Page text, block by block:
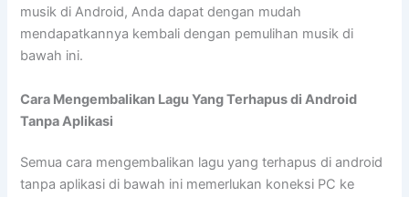
musik di Android, Anda dapat dengan mudah
mendapatkannya kembali dengan pemulihan musik di
bawah ini.
Cara Mengembalikan Lagu Yang Terhapus di Android
Tanpa Aplikasi
Semua cara mengembalikan lagu yang terhapus di android
tanpa aplikasi di bawah ini memerlukan koneksi PC ke